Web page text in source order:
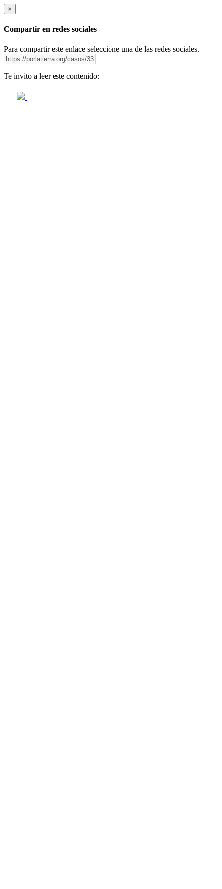
×
Compartir en redes sociales
Para compartir este enlace seleccione una de las redes sociales.
Te invito a leer este contenido: